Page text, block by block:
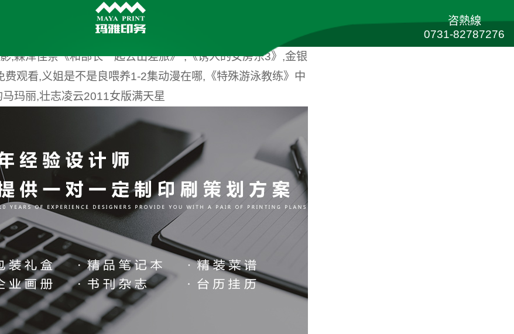
,森泽佳奈《和部长一起去出差旅》 ,《诱人的女房东3》,金银
费观看,义姐是不是良喂养1-2集动漫在哪,《特殊游泳教练》中
玛丽,壮志凌云2011女版满天星
咨熱線
0731-82787276